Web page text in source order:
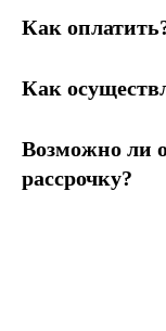
Как
Как
Возможно ли
рассрочку?